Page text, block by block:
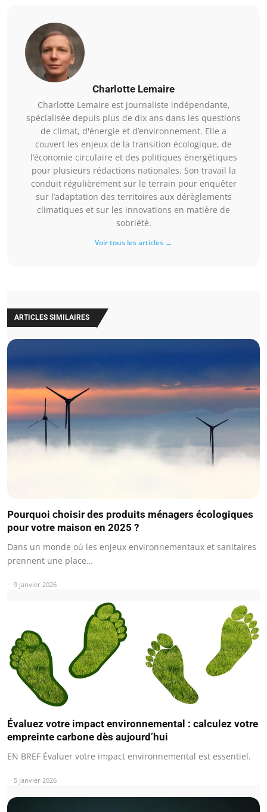
Charlotte Lemaire
Charlotte Lemaire est journaliste indépendante,
spécialisée depuis plus de dix ans dans les questions
de climat, d'énergie et d’environnement. Elle a
couvert les enjeux de la transition écologique, de
l’économie circulaire et des politiques énergétiques
pour plusieurs rédactions nationales. Son travail la
conduit régulièrement sur le terrain pour enquêter
sur l’adaptation des territoires aux dérèglements
climatiques et sur les innovations en matière de
sobriété.
Voir tous les articles →
ARTICLES SIMILAIRES
Pourquoi choisir des produits ménagers écologiques
pour votre maison en 2025 ?
Dans un monde où les enjeux environnementaux et sanitaires
prennent une place…
9 janvier 2026
Évaluez votre impact environnemental : calculez votre
empreinte carbone dès aujourd’hui
EN BREF Évaluer votre impact environnemental est essentiel.
5 janvier 2026